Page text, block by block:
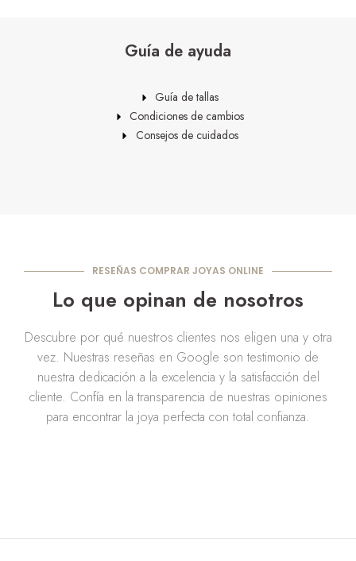
Guía de ayuda
Guía de tallas
Condiciones de cambios
Consejos de cuidados
RESEÑAS COMPRAR JOYAS ONLINE
Lo que opinan de nosotros
Descubre por qué nuestros clientes nos eligen una y otra
vez. Nuestras reseñas en Google son testimonio de
nuestra dedicación a la excelencia y la satisfacción del
cliente. Confía en la transparencia de nuestras opiniones
para encontrar la joya perfecta con total confianza.